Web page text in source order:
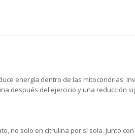
energía dentro de las mitocondrias.
después del ejercicio y una reducción
no solo en citrulina por sí sola. Junto